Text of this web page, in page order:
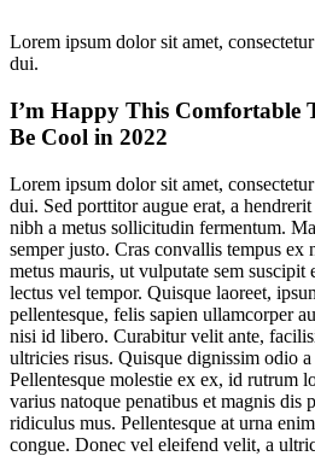
Lorem ipsum dolor sit amet,
dui.
I’m Happy This Comfortable
Be Cool in 2022
Lorem ipsum dolor sit amet,
dui. Sed porttitor augue erat, a
nibh a metus sollicitudin fermentum.
semper justo. Cras convallis tempus ex
metus mauris, ut vulputate sem suscipit
lectus vel tempor. Quisque laoreet,
pellentesque, felis sapien ullamcorper
nisi id libero. Curabitur velit ante,
ultricies risus. Quisque dignissim odio
Pellentesque molestie ex ex, id rutrum
varius natoque penatibus et magnis dis
ridiculus mus. Pellentesque at urna
congue. Donec vel eleifend velit, a